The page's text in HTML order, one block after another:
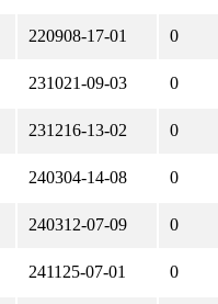
220908-17-01 0
231021-09-03 0
231216-13-02 0
240304-14-08 0
240312-07-09 0
241125-07-01 0